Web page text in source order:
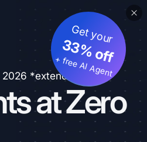
*extended
at Zero
Get your
33% off
+ free AI Agent